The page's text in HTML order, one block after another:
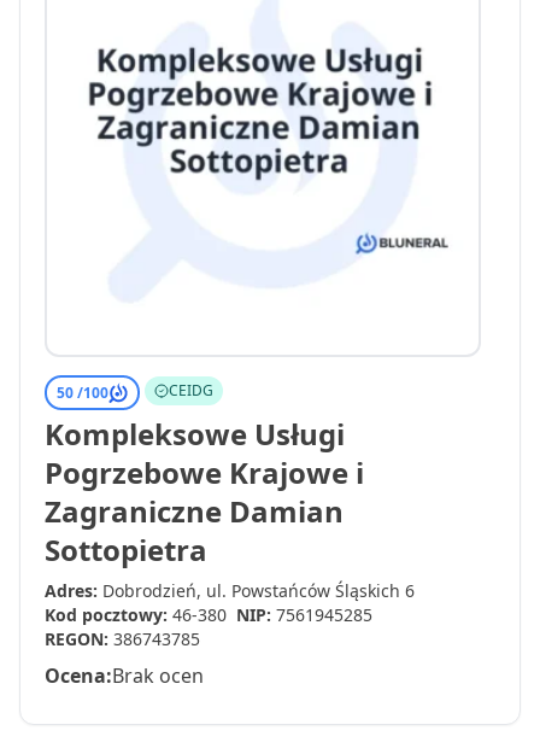
50 /100 CEIDG
Kompleksowe Usługi
Pogrzebowe Krajowe i
Zagraniczne Damian
Sottopietra
Adres: Dobrodzień, ul. Powstańców Śląskich 6
Kod pocztowy: 46-380 NIP: 7561945285
REGON: 386743785
Ocena:Brak ocen